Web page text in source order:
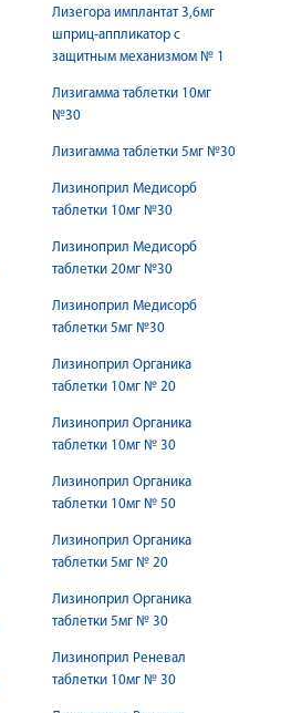
Лизегора имплантат 3,6мг
шприц-аппликатор с
защитным механизмом № 1
Лизигамма таблетки 10мг
№30
Лизигамма таблетки 5мг №30
Лизиноприл Медисорб
таблетки 10мг №30
Лизиноприл Медисорб
таблетки 20мг №30
Лизиноприл Медисорб
таблетки 5мг №30
Лизиноприл Органика
таблетки 10мг № 20
Лизиноприл Органика
таблетки 10мг № 30
Лизиноприл Органика
таблетки 10мг № 50
Лизиноприл Органика
таблетки 5мг № 20
Лизиноприл Органика
таблетки 5мг № 30
Лизиноприл Реневал
таблетки 10мг № 30